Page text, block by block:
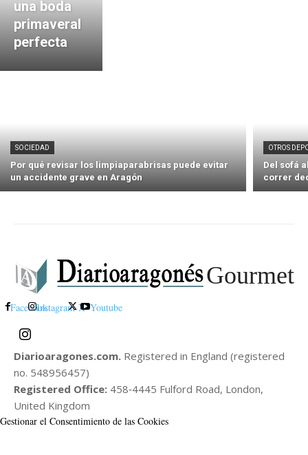
una boda
primaveral
perfecta
SOCIEDAD
Por qué revisar los limpiaparabrisas puede evitar
un accidente grave en Aragón
OTROS
Del sofá
correr
Gourmet
FacebookInstagram X Youtube
Diarioaragones.com. Registered in England (registered
no. 548956457)
Registered Office: 458‑4445 Fulford Road, London,
United Kingdom
Gestionar el Consentimiento de las Cookies